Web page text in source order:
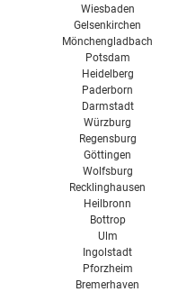
Wiesbaden
Gelsenkirchen
Mönchengladbach
Potsdam
Heidelberg
Paderborn
Darmstadt
Würzburg
Regensburg
Göttingen
Wolfsburg
Recklinghausen
Heilbronn
Bottrop
Ulm
Ingolstadt
Pforzheim
Bremerhaven